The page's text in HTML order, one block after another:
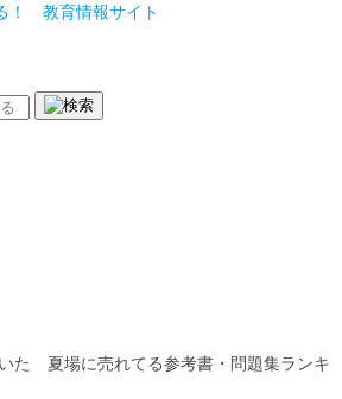
！ 教育情報サイト
た 夏場に売れてる参考書・問題集ランキ